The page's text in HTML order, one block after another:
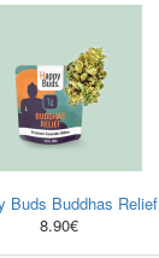
Buds Buddhas Relief
8.90€